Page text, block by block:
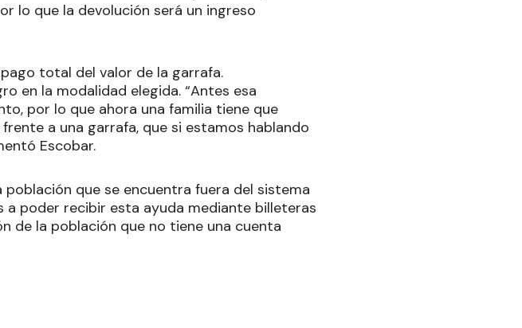
lo que la devolución será un ingreso
total del valor de la garrafa.
en la modalidad elegida. “Antes esa
por lo que ahora una familia tiene que
a una garrafa, que si estamos hablando
Escobar.
que se encuentra fuera del sistema
a poder recibir esta ayuda mediante billeteras
de la población que no tiene una cuenta